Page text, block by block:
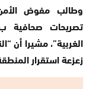
وطالب مفوض
تصريحات صحافية
الغربية”، مشيرا أن
زعزعة استقرار